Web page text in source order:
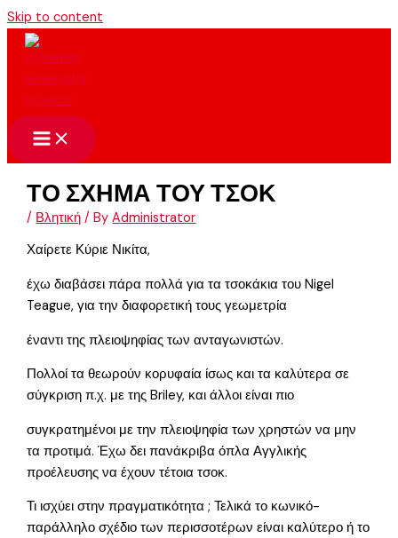
Skip to content
ΤΟ ΣΧΗΜΑ ΤΟΥ ΤΣΟΚ
/ Βλητική / ByAdministrator
Χαίρετε Κύριε Νικίτα,
έχω διαβάσει πάρα πολλά για τα τσοκάκια του Nigel
Teague, για την διαφορετική τους γεωμετρία
έναντι της πλειοψηφίας των ανταγωνιστών.
Πολλοί τα θεωρούν κορυφαία ίσως και τα καλύτερα σε
σύγκριση π.χ. με της Briley, και άλλοι είναι πιο
συγκρατημένοι με την πλειοψηφία των χρηστών να μην
τα προτιμά. Έχω δει πανάκριβα όπλα Αγγλικής
προέλευσης να έχουν τέτοια τσοκ.
Τι ισχύει στην πραγματικότητα ; Τελικά το κωνικό-
παράλληλο σχέδιο των περισσοτέρων είναι καλύτερο ή το